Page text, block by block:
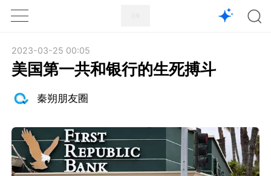
1X
2023-03-25 00:05
美国第一共和银行的生死搏斗
秦朔朋友圈